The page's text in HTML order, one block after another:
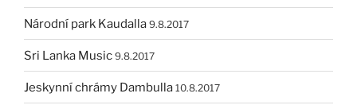
Národní park Kaudalla 9.8.2017
Sri Lanka Music 9.8.2017
Jeskynní chrámy Dambulla 10.8.2017